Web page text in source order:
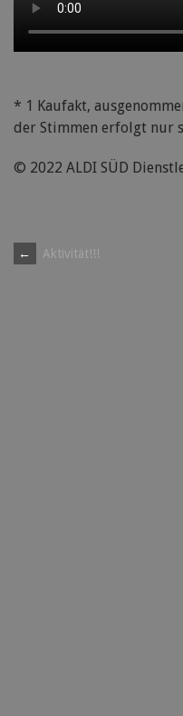
* 1 Kaufakt,
der Stimmen erfolgt nur
© 2022 ALDI SÜD
Post
← Aktivität!!!